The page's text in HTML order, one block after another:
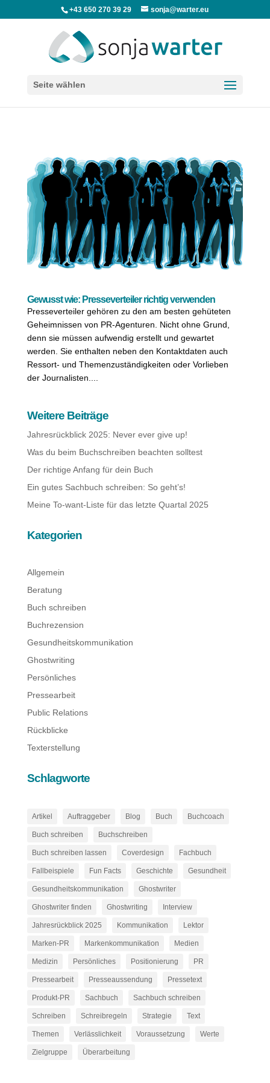
+43 650 270 39 29 sonja@warter.eu
Seite wählen
Gewusst wie: Presseverteiler richtig verwenden
Presseverteiler gehören zu den am besten gehüteten
Geheimnissen von PR-Agenturen. Nicht ohne Grund,
denn sie müssen aufwendig erstellt und gewartet
werden. Sie enthalten neben den Kontaktdaten auch
Ressort- und Themenzuständigkeiten oder Vorlieben
der Journalisten....
Weitere Beiträge
Jahresrückblick 2025: Never ever give up!
Was du beim Buchschreiben beachten solltest
Der richtige Anfang für dein Buch
Ein gutes Sachbuch schreiben: So geht’s!
Meine To-want-Liste für das letzte Quartal 2025
Kategorien
Allgemein
Beratung
Buch schreiben
Buchrezension
Gesundheitskommunikation
Ghostwriting
Persönliches
Pressearbeit
Public Relations
Rückblicke
Texterstellung
Schlagworte
Artikel Auftraggeber Blog Buch Buchcoach
Buch schreiben Buchschreiben
Buch schreiben lassen Coverdesign Fachbuch
Fallbeispiele Fun Facts Geschichte Gesundheit
Gesundheitskommunikation Ghostwriter
Ghostwriter finden Ghostwriting Interview
Jahresrückblick 2025 Kommunikation Lektor
Marken-PR Markenkommunikation Medien
Medizin Persönliches Positionierung PR
Pressearbeit Presseaussendung Pressetext
Produkt-PR Sachbuch Sachbuch schreiben
Schreiben Schreibregeln Strategie Text
Themen Verlässlichkeit Voraussetzung Werte
Zielgruppe Überarbeitung